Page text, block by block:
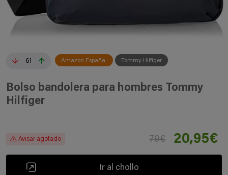
61 Amazon España Tommy Hilfiger
Bolso bandolera para hombres Tommy
Hilfiger
Avisar agotado 79€ 20,95€
Ir al chollo